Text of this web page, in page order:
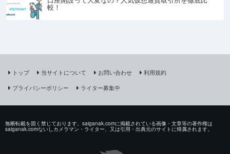
較！
トップ 当サイトについて お問い合わせ
利用規約
プライバシーポリシー
ライター募集中
無断転載を固く禁じております。saiganak.comに掲載されている画像・文章等の著作権は
saiganak.comないしカメラマン・ライター、又は引用・出典元のサイトに帰属されます。